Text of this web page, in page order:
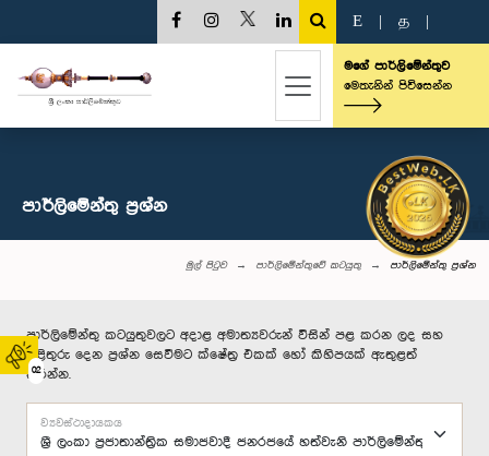
02
E த
මගේ පාර්ලිමේන්තුව
මෙතැනින් පිවිසෙන්න
පාර්ලි‌මේන්තු‌ ප්‍රශ්න
මුල් පිටුව පාර්ලිමේන්තුවේ කටයුතු පාර්ලි‌මේන්තු‌ ප්‍රශ්න
පාර්ලිමේන්තු කටයුතුවලට අදාළ අමාත්‍යවරුන් විසින් පළ කරන ලද සහ
පිළිතුරු දෙන ප්‍රශ්න සෙවීමට ක්ෂේත්‍ර එකක් හෝ කිහිපයක් ඇතුළත්
කරන්න.
ව්‍යවස්ථාදායකය